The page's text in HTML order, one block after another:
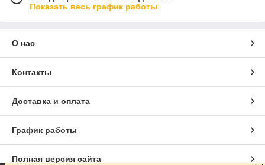
Показать весь график работы
О нас
Контакты
Доставка и оплата
График работы
Полная версия сайта